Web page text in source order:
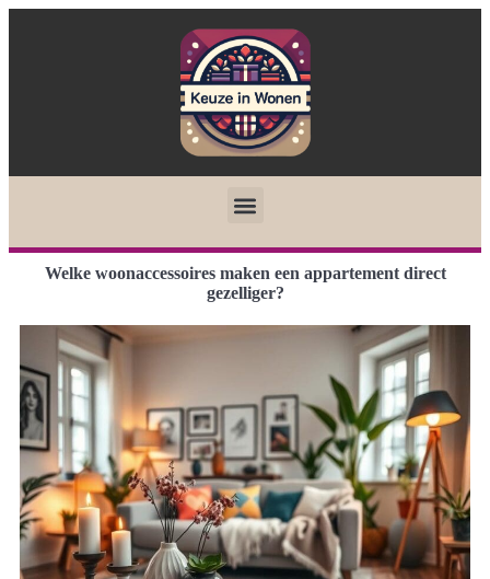
Welke woonaccessoires maken een appartement direct
gezelliger?